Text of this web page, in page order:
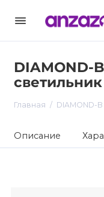
DIAMOND-
светильник
Главная DIAMOND-
Описание